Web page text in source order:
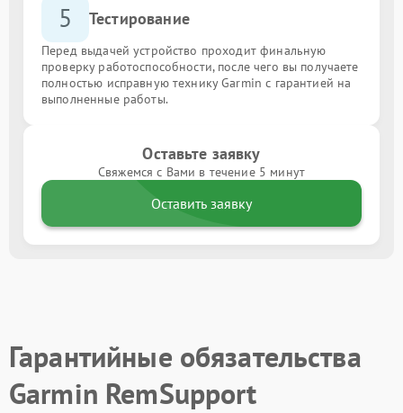
5 Тестирование
Перед выдачей устройство проходит финальную
проверку работоспособности, после чего вы получаете
полностью исправную технику Garmin с гарантией на
выполненные работы.
Оставьте заявку
Свяжемся с Вами в течение 5 минут
Оставить заявку
Гарантийные обязательства
Garmin RemSupport